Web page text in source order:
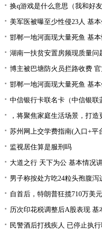
换q游戏是什么意思（我和好
美军医被曝至少性侵23人 基
邯郸一地河面现大量死鱼 基
湖南一扶贫安置房频现质量问
博主被巴塘防火员拦路收费
邯郸一地河面现大量死鱼 基
中信银行卡联名卡（中信银联
，将聚焦家庭生活场景，打造更多细分生活场景，持续成为
苏州网上交学费指南(入口+平
监视居住算是服刑吗
大道之行 天下为公 基本情况
男子称按处方吃24粒头孢腹
自首后，特朗普狂揽710万美
历次印花税调整后A股表现 基
民警酒后打残疾人 已停止执